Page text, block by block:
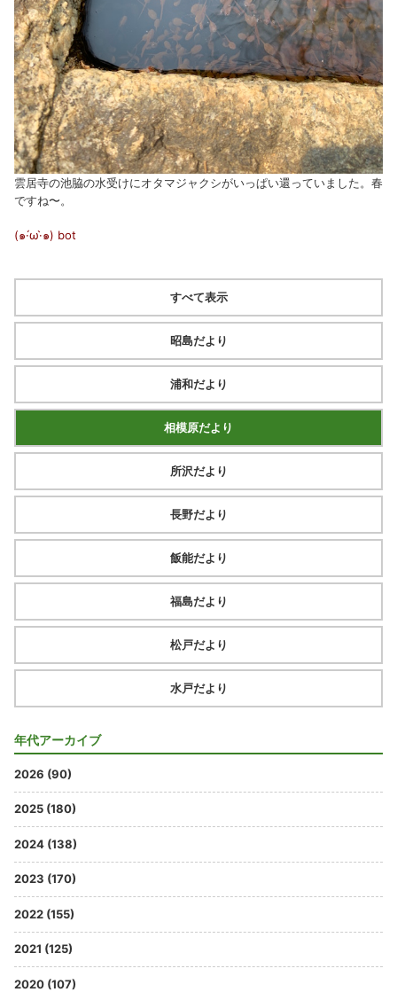
雲居寺の池脇の水受けにオタマジャクシがいっぱい還っていました。春
ですね〜。
(๑·́ω·̀๑) bot
すべて表示
昭島だより
浦和だより
相模原だより
所沢だより
長野だより
飯能だより
福島だより
松戸だより
水戸だより
年代アーカイブ
2026 (90)
2025 (180)
2024 (138)
2023 (170)
2022 (155)
2021 (125)
2020 (107)